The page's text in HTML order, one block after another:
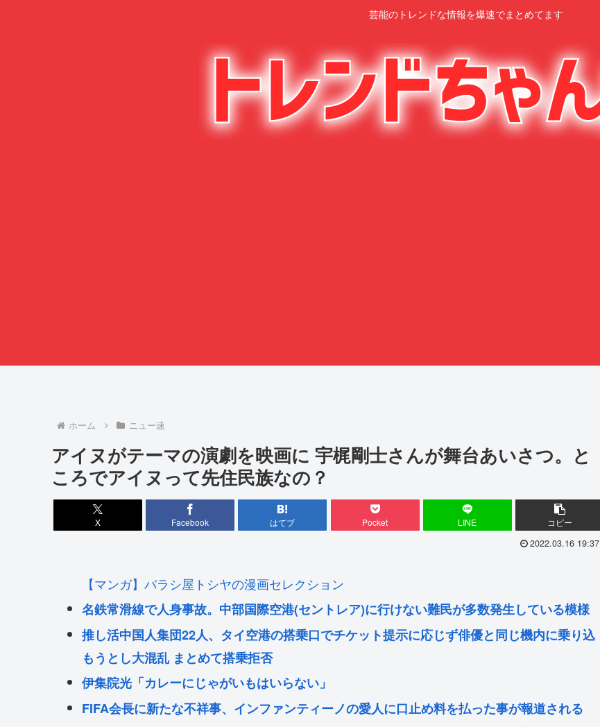
芸能のトレンドな情報を爆速でまとめてます
ホーム ニュー速
アイヌがテーマの演劇を映画に 宇梶剛士さんが舞台あいさつ。と
ころでアイヌって先住民族なの？
X Facebook はてブ Pocket LINE コピー
2022.03.16 19:37
【マンガ】バラシ屋トシヤの漫画セレクション
名鉄常滑線で人身事故。中部国際空港(セントレア)に行けない難民が多数発生している模様
推し活中国人集団22人、タイ空港の搭乗口でチケット提示に応じず俳優と同じ機内に乗り込
もうとし大混乱 まとめて搭乗拒否
伊集院光「カレーにじゃがいもはいらない」
FIFA会長に新たな不祥事、インファンティーノの愛人に口止め料を払った事が報道される